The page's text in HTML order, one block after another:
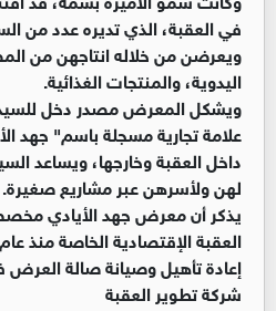
في العقبة، الذي تديره عدد من
ويعرضن من خلاله انتاجهن من
اليدوية، والمنتجات الغذائية.
ويشكل المعرض مصدر دخل
علامة تجارية مسجلة باسم" جهد
داخل العقبة وخارجها، ويساعد
لهن ولأسرهن عبر مشاريع صغيرة.
يذكر أن معرض جهد الأيادي
إعادة تأهيل وصيانة صالة
شركة تطوير العقبة